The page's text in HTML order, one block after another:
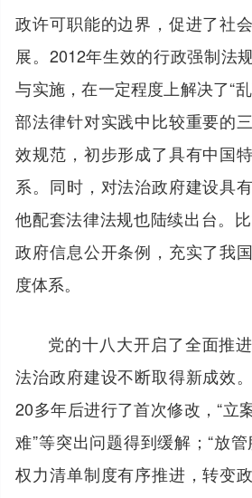
政许可职能的边界，促进了社
展。2012年生效的行政强制法
与实施，在一定程度上解决了“
部法律针对实践中比较重要的
效规范，初步形成了具有中国
系。同时，对法治政府建设具
他配套法律法规也陆续出台。
政府信息公开条例，充实了我
度体系。
党的十八大开启了全面推
法治政府建设不断取得新成效
20多年后进行了首次修改，“立
难”等突出问题得到缓解；“放管
权力清单制度有序推进，转变